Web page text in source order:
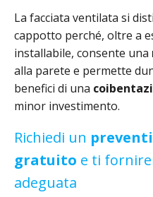
La facciata ventilata si
cappotto perché, oltre a
installabile, consente una
alla parete e permette
benefici di una
minor investimento.
Richiedi un
gratuito e ti
adeguata